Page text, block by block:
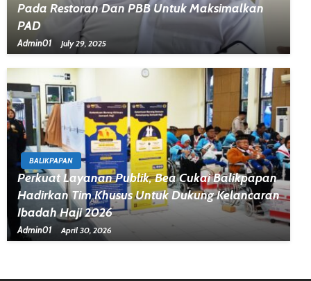
Pada Restoran Dan PBB Untuk Maksimalkan
PAD
Admin01 July 29, 2025
BALIKPAPAN
Perkuat Layanan Publik, Bea Cukai Balikpapan
Hadirkan Tim Khusus Untuk Dukung Kelancaran
Ibadah Haji 2026
Admin01 April 30, 2026